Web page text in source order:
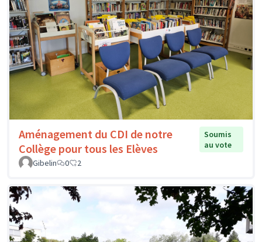
Aménagement du CDI de notre
Collège pour tous les Elèves
Soumis
au vote
Gibelin
0 2